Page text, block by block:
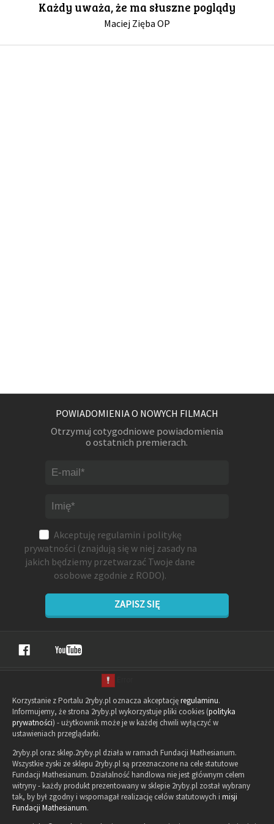
Każdy uważa, że ma słuszne poglądy
Maciej Zięba OP
POWIADOMIENIA O NOWYCH FILMACH
Otrzymuj cotygodniowe powiadomienia
o ostatnich premierach.
Akceptuję regulamin i politykę
prywatności (znajdują się w niej zasady na
jakich będziemy przetwarzać Twoje dane
osobowe zgodnie z RODO).
ZAPISZ SIĘ
Korzystanie z Portalu 2ryby.pl oznacza akceptacjęregulaminu.
Informujemy, że strona 2ryby.pl wykorzystuje pliki cookies (polityka
prywatności) - użytkownik może je w każdej chwili wyłączyć w
ustawieniach przeglądarki.
2ryby.pl oraz sklep.2ryby.pl działa w ramach Fundacji Mathesianum.
Wszystkie zyski ze sklepu 2ryby.pl są przeznaczone na cele statutowe
Fundacji Mathesianum. Działalność handlowa nie jest głównym celem
witryny - każdy produkt prezentowany w sklepie 2ryby.pl został wybrany
tak, by był zgodny i wspomagał realizację celów statutowych i misji
Fundacji Mathesianum.